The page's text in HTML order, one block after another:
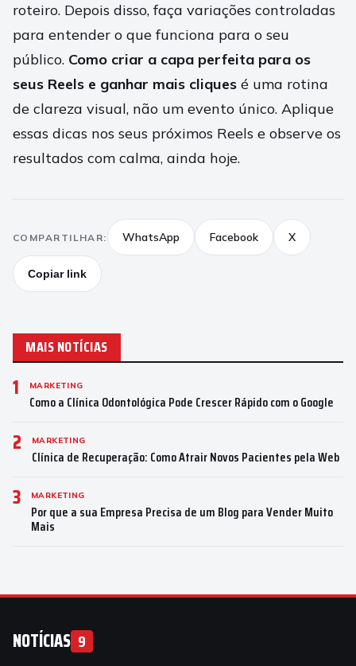
roteiro. Depois disso, faça variações controladas
para entender o que funciona para o seu
público. Como criar a capa perfeita para os
seus Reels e ganhar mais cliques é uma rotina
de clareza visual, não um evento único. Aplique
essas dicas nos seus próximos Reels e observe os
resultados com calma, ainda hoje.
COMPARTILHAR: WhatsApp Facebook X
Copiar link
MAIS NOTÍCIAS
1 MARKETING
Como a Clínica Odontológica Pode Crescer Rápido com o Google
2 MARKETING
Clínica de Recuperação: Como Atrair Novos Pacientes pela Web
3 MARKETING
Por que a sua Empresa Precisa de um Blog para Vender Muito
Mais
NOTÍCIAS 9